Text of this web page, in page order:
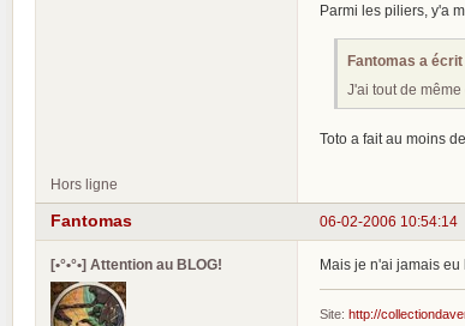
Parmi les piliers, y'a
Fantomas a écrit
J'ai tout de
Toto a fait au moins
Hors ligne
06-02-2006 10:54:14
Fantomas
[•°•°•] Attention au BLOG! Mais je n'ai jamais
Site: http://